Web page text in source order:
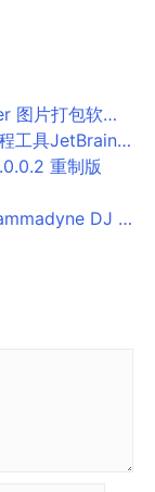
5.2.0 中文破解版
激活特别版(附激活码+步骤)
重制版
辑与播放器 24.0 破解版